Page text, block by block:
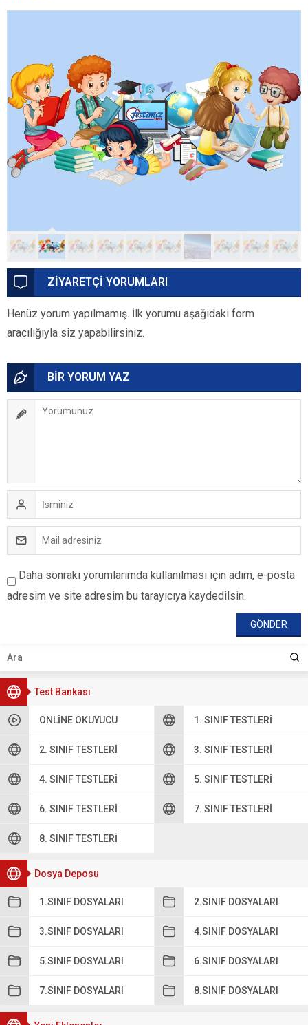
Test Bankası
ONLINE OKUYUCU 1. SINIF TESTLERI
2. SINIF TESTLERI 3. SINIF TESTLERI
4. SINIF TESTLERI 5. SINIF TESTLERI
6. SINIF TESTLERI 7. SINIF TESTLERI
8. SINIF TESTLERI
Dosya Deposu
1.SINIF DOSYALARI 2.SINIF DOSYALARI
3.SINIF DOSYALARI 4.SINIF DOSYALARI
5.SINIF DOSYALARI 6.SINIF DOSYALARI
7.SINIF DOSYALARI 8.SINIF DOSYALARI
ZİYARETÇİ YORUMLARI
Henüz yorum yapılmamış. İlk yorumu aşağıdaki form
aracılığıyla siz yapabilirsiniz.
BİR YORUM YAZ
Daha sonraki yorumlarımda kullanılması için adım, e-posta
adresim ve site adresim bu tarayıcıya kaydedilsin.